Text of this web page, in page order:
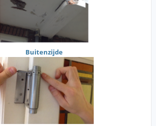
Buitenzijde